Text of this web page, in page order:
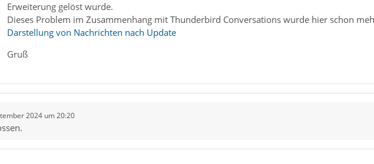
Erweiterung gelöst wurde.
Dieses Problem im Zusammenhang mit Thunderbird Conversations wurde hier schon
Darstellung von Nachrichten nach Update
Gruß
2024 um 20:20